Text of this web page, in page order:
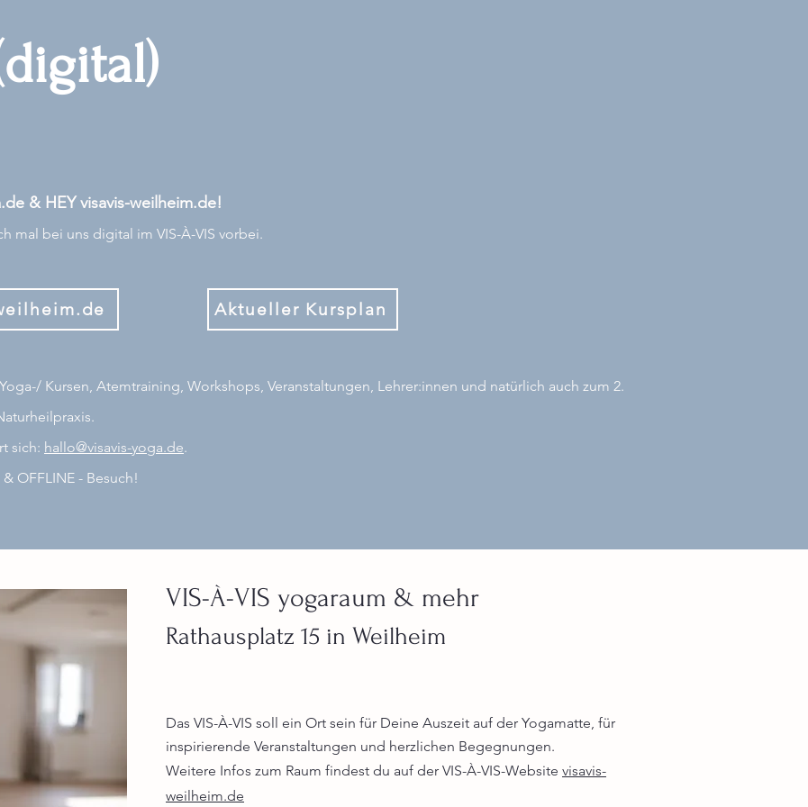
& HEY visavis-weilheim.de!
mal bei uns digital im VIS-À-VIS vorbei.
Kursen, Atemtraining, Workshops, Veranstaltungen, Lehrer:innen und natürlich auch zum 2.
sich: hallo@visavis-yoga.de.
OFFLINE - Besuch!
Aktueller Kursplan
VIS-À-VIS yogaraum & mehr
Rathausplatz 15 in Weilheim
Das VIS-À-VIS soll ein Ort sein für Deine Auszeit auf der Yogamatte, für
inspirierende Veranstaltungen und herzlichen Begegnungen.
Weitere Infos zum Raum findest du auf der VIS-À-VIS-Website visavis-
weilheim.de